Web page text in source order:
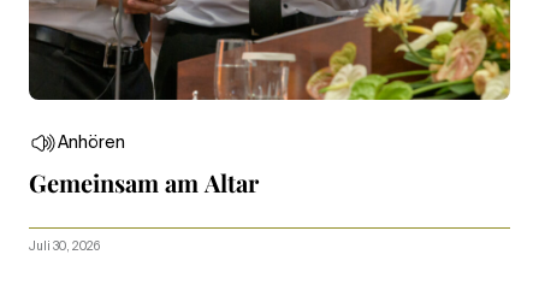
Anhören
Gemeinsam am Altar
Juli 30, 2026